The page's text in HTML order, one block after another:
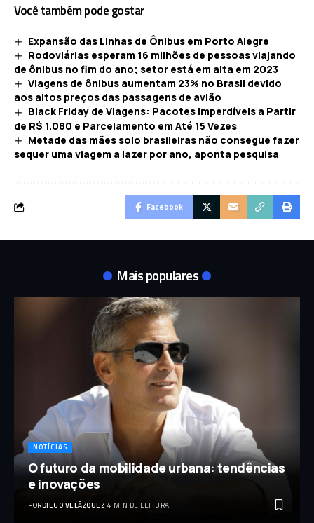
Você também pode gostar
Expansão das Linhas de Ônibus em Porto Alegre
Rodoviárias esperam 16 milhões de pessoas viajando
de ônibus no fim do ano; setor está em alta em 2023
Viagens de ônibus aumentam 23% no Brasil devido
aos altos preços das passagens de avião
Black Friday de Viagens: Pacotes Imperdíveis a Partir
de R$ 1.080 e Parcelamento em Até 15 Vezes
Metade das mães solo brasileiras não consegue fazer
sequer uma viagem a lazer por ano, aponta pesquisa
Facebook
Mais populares
NOTÍCIAS
O futuro da mobilidade urbana: tendências
e inovações
PORDIEGO VELÁZQUEZ 4 MIN DE LEITURA